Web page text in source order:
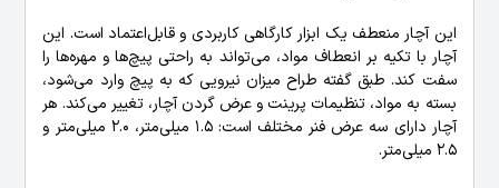
این آچار منعطف یک ابزار کارگاهی کاربردی و قابل‌اعتماد است. این
آچار با تکیه بر انعطاف مواد، می‌تواند به راحتی پیچ‌ها و مهره‌ها را
سفت کند. طبق گفته طراح میزان نیرویی که به پیچ وارد می‌شود،
بسته به مواد، تنظیمات پرینت و عرض گردن آچار، تغییر می‌کند. هر
آچار دارای سه عرض فنر مختلف است: 1.5 میلی‌متر، 2.0 میلی‌متر و
2.5 میلی‌متر.